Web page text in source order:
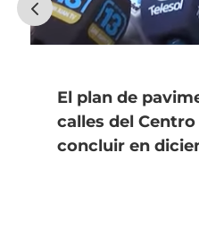
El plan de
calles del
concluir en